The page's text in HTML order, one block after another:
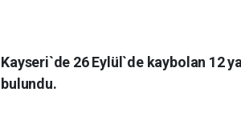
Kayseri`de 26 Eylül`de kaybolan 12
bulundu.